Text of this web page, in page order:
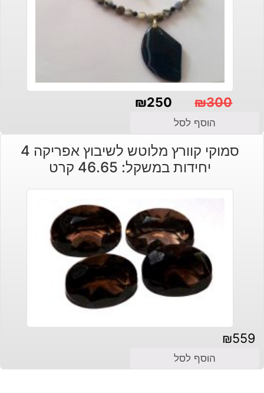
₪300
המקורי
היה:
₪250
הנוכחי
הוא:
הוסף לסל
סמוקי קוורץ מלוטש לשיבוץ אפריקה 4
יחידות במשקל: 46.65 קרט
₪559
הוסף לסל